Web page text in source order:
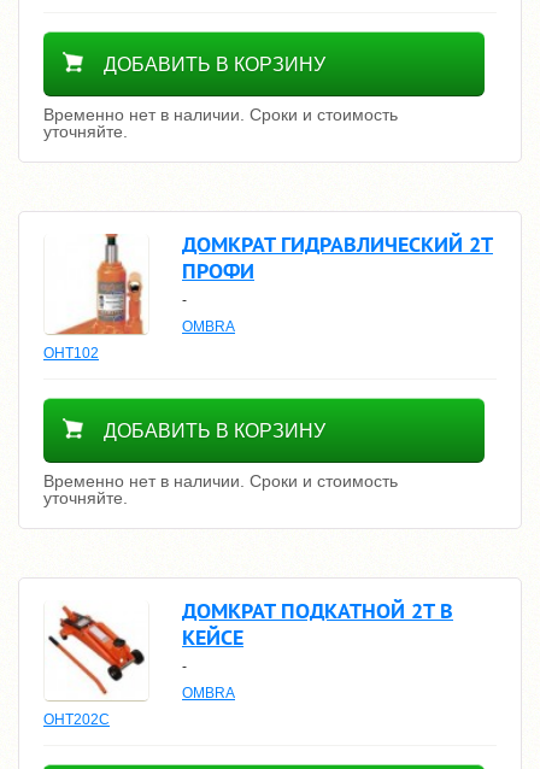
Уточнить цену
ДОБАВИТЬ В КОРЗИНУ
Временно нет в наличии. Сроки и стоимость
уточняйте.
ДОМКРАТ ГИДРАВЛИЧЕСКИЙ 2Т
ПРОФИ
-
OMBRA
OHT102
Уточнить цену
ДОБАВИТЬ В КОРЗИНУ
Временно нет в наличии. Сроки и стоимость
уточняйте.
ДОМКРАТ ПОДКАТНОЙ 2Т В
КЕЙСЕ
-
OMBRA
OHT202C